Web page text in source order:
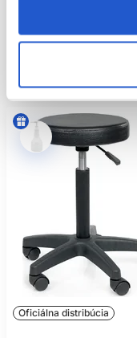
Oficiálna distribúcia